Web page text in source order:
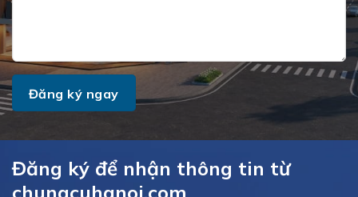
Đăng ký để nhận thông tin từ